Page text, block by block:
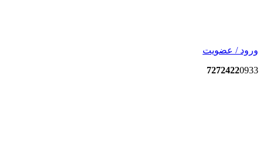
ورود / عضویت
72724220933